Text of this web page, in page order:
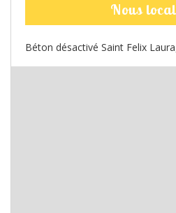
Nous
Béton désactivé Saint Felix